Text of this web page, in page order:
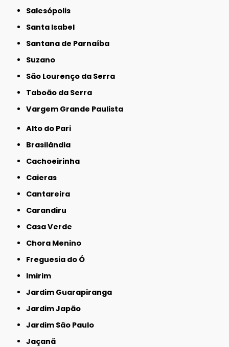
Salesópolis
Santa Isabel
Santana de Parnaíba
Suzano
São Lourenço da Serra
Taboão da Serra
Vargem Grande Paulista
Alto do Pari
Brasilândia
Cachoeirinha
Caieras
Cantareira
Carandiru
Casa Verde
Chora Menino
Freguesia do Ó
Imirim
Jardim Guarapiranga
Jardim Japão
Jardim São Paulo
Jaçanã